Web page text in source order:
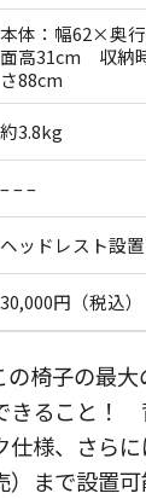
本体：幅62×奥
面高31cm 収納
さ88cm
約3.8kg
– – –
ヘッドレスト設置
30,000円（税込）
の椅子の最
きること！
仕様、さら
）まで設置